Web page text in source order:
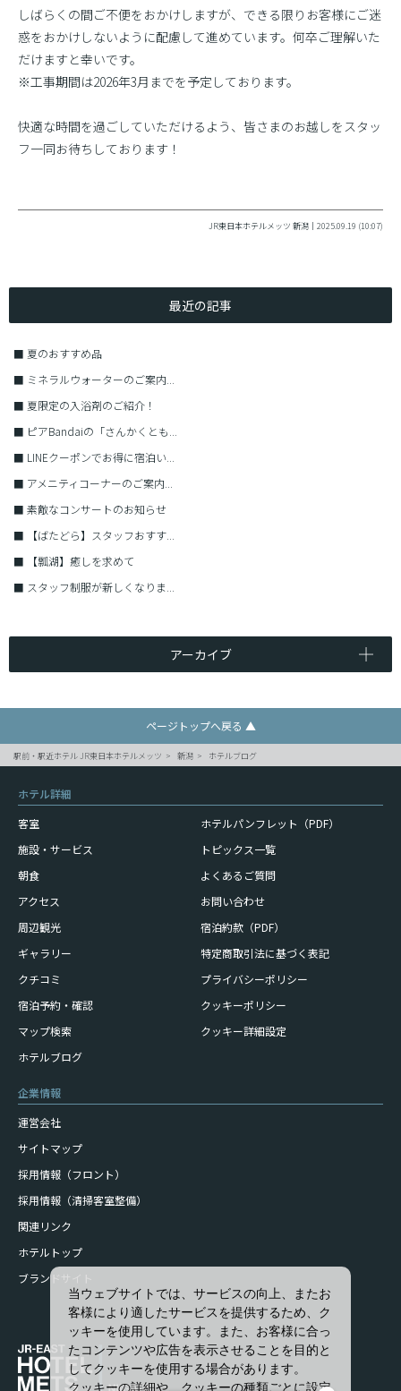
しばらくの間ご不便をおかけしますが、できる限りお客様にご迷
惑をおかけしないように配慮して進めています。何卒ご理解いた
だけますと幸いです。
※工事期間は2026年3月までを予定しております。
快適な時間を過ごしていただけるよう、皆さまのお越しをスタッ
フ一同お待ちしております！
JR東日本ホテルメッツ 新潟｜2025.09.19 (10:07)
最近の記事
■ 夏のおすすめ品
■ ミネラルウォーターのご案内...
■ 夏限定の入浴剤のご紹介！
■ ピアBandaiの「さんかくとも...
■ LINEクーポンでお得に宿泊い...
■ アメニティコーナーのご案内...
■ 素敵なコンサートのお知らせ
■
【ばたどら】スタッフおすす...
■
【瓢湖】癒しを求めて
■ スタッフ制服が新しくなりま...
アーカイブ
ページトップへ戻る ▲
駅前・駅近ホテル JR東日本ホテルメッツ 新潟 ホテルブログ
ホテル詳細
客室
施設・サービス
朝食
アクセス
周辺観光
ギャラリー
クチコミ
宿泊予約・確認
マップ検索
ホテルブログ
ホテルパンフレット（PDF）
トピックス一覧
よくあるご質問
お問い合わせ
宿泊約款（PDF）
特定商取引法に基づく表記
プライバシーポリシー
クッキーポリシー
クッキー詳細設定
企業情報
運営会社
サイトマップ
採用情報（フロント）
採用情報（清掃客室整備）
関連リンク
ホテルトップ
ブランドサイト
当ウェブサイトでは、サービスの向上、またお
客様により適したサービスを提供するため、ク
ッキーを使用しています。また、お客様に合っ
たコンテンツや広告を表示させることを目的と
してクッキーを使用する場合があります。
クッキーの詳細や、クッキーの種類ごとに設定